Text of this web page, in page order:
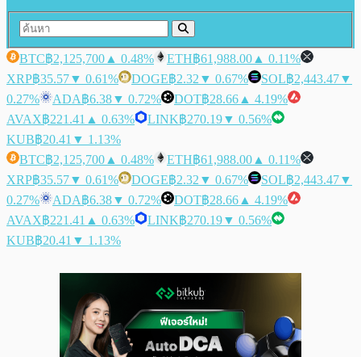
BTC฿2,125,700 ▲ 0.48% ETH฿61,988.00 ▲ 0.11%
XRP฿35.57▼ 0.61% DOGE฿2.32 ▼ 0.67% SOL฿2,443.47▼
0.27%
ADA฿6.38▼ 0.72% DOT฿28.66 ▲ 4.19%
AVAX฿221.41 ▲ 0.63% LINK฿270.19▼ 0.56%
KUB฿20.41 ▼ 1.13%
BTC฿2,125,700 ▲ 0.48% ETH฿61,988.00 ▲ 0.11%
XRP฿35.57▼ 0.61% DOGE฿2.32 ▼ 0.67% SOL฿2,443.47▼
0.27%
ADA฿6.38▼ 0.72% DOT฿28.66 ▲ 4.19%
AVAX฿221.41 ▲ 0.63% LINK฿270.19▼ 0.56%
KUB฿20.41 ▼ 1.13%